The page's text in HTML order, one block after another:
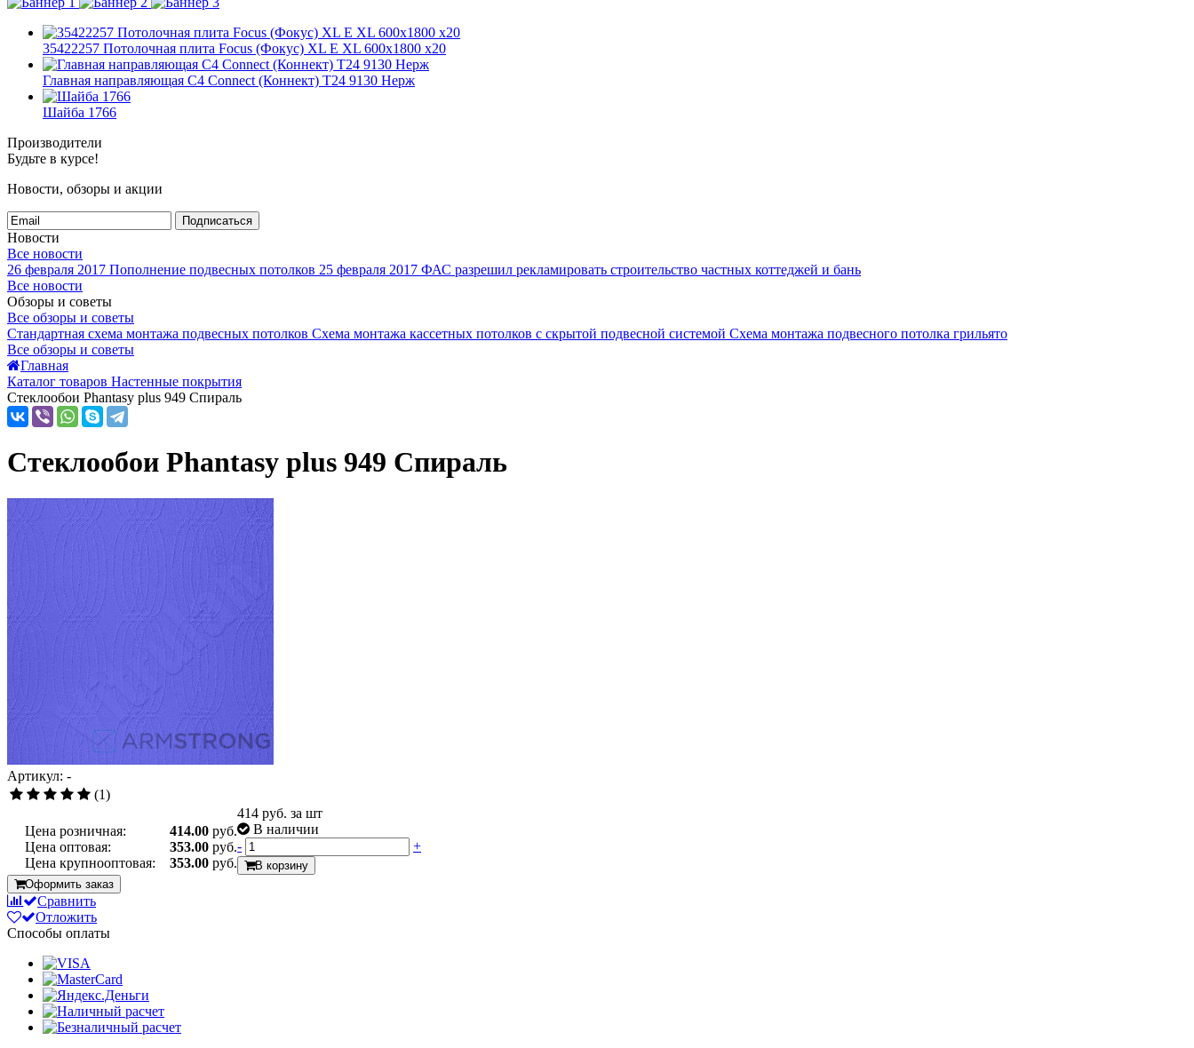
35422257 Потолочная плита Focus (Фокус) XL E XL 600x1800 x20
Главная направляющая С4 Connect (Коннект) T24 9130 Нерж
Шайба 1766
Производители
Будьте в курсе!
Новости, обзоры и акции
Подписаться
Новости
Все новости
26 февраля 2017 Пополнение подвесных потолков 25 февраля 2017 ФАС разрешил рекламировать строительство частных коттеджей и бань
Все новости
Обзоры и советы
Все обзоры и советы
Стандартная схема монтажа подвесных потолков Схема монтажа кассетных потолков с скрытой подвесной системой Схема монтажа подвесного потолка грильято
Все обзоры и советы
Главная
Каталог товаров Настенные покрытия
Стеклообои Phantasy plus 949 Спираль
Стеклообои Phantasy plus 949 Спираль
Артикул: -
(1)
Цена розничная: 414.00 руб.
Цена оптовая:
353.00 руб.
Цена крупнооптовая:
353.00 руб.
414 руб. за шт
В наличии
-
+
В корзину
Оформить заказ
Сравнить
Отложить
Способы оплаты